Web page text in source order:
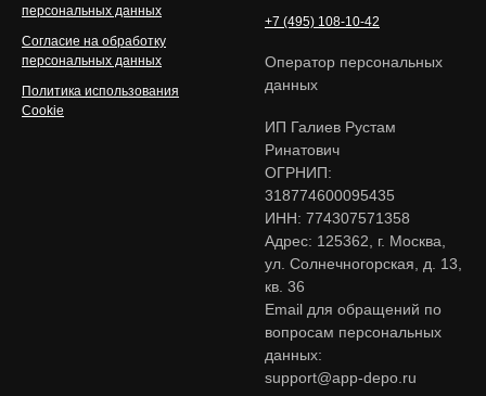
персональных данных
Согласие на обработку
персональных данных
Политика использования
Cookie
+7 (495) 108-10-42
Оператор персональных
данных
ИП Галиев Рустам
Ринатович
ОГРНИП:
318774600095435
ИНН: 774307571358
Адрес: 125362, г. Москва,
ул. Солнечногорская, д. 13,
кв. 36
Email для обращений по
вопросам персональных
данных:
support@app-depo.ru